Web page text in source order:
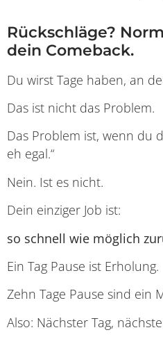
Rückschläge?
dein Comeback.
Du wirst Tage haben, an
Das ist nicht das Problem.
Das Problem ist, wenn du
eh egal.“
Nein. Ist es nicht.
Dein einziger Job ist:
so schnell wie möglich
Ein Tag Pause ist Erholung.
Zehn Tage Pause sind ein
Also: Nächster Tag,